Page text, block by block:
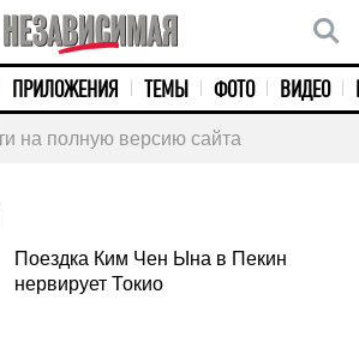
ПРИЛОЖЕНИЯ ТЕМЫ ФОТО ВИДЕО
на полную версию сайта
Поездка Ким Чен Ына в Пекин
нервирует Токио